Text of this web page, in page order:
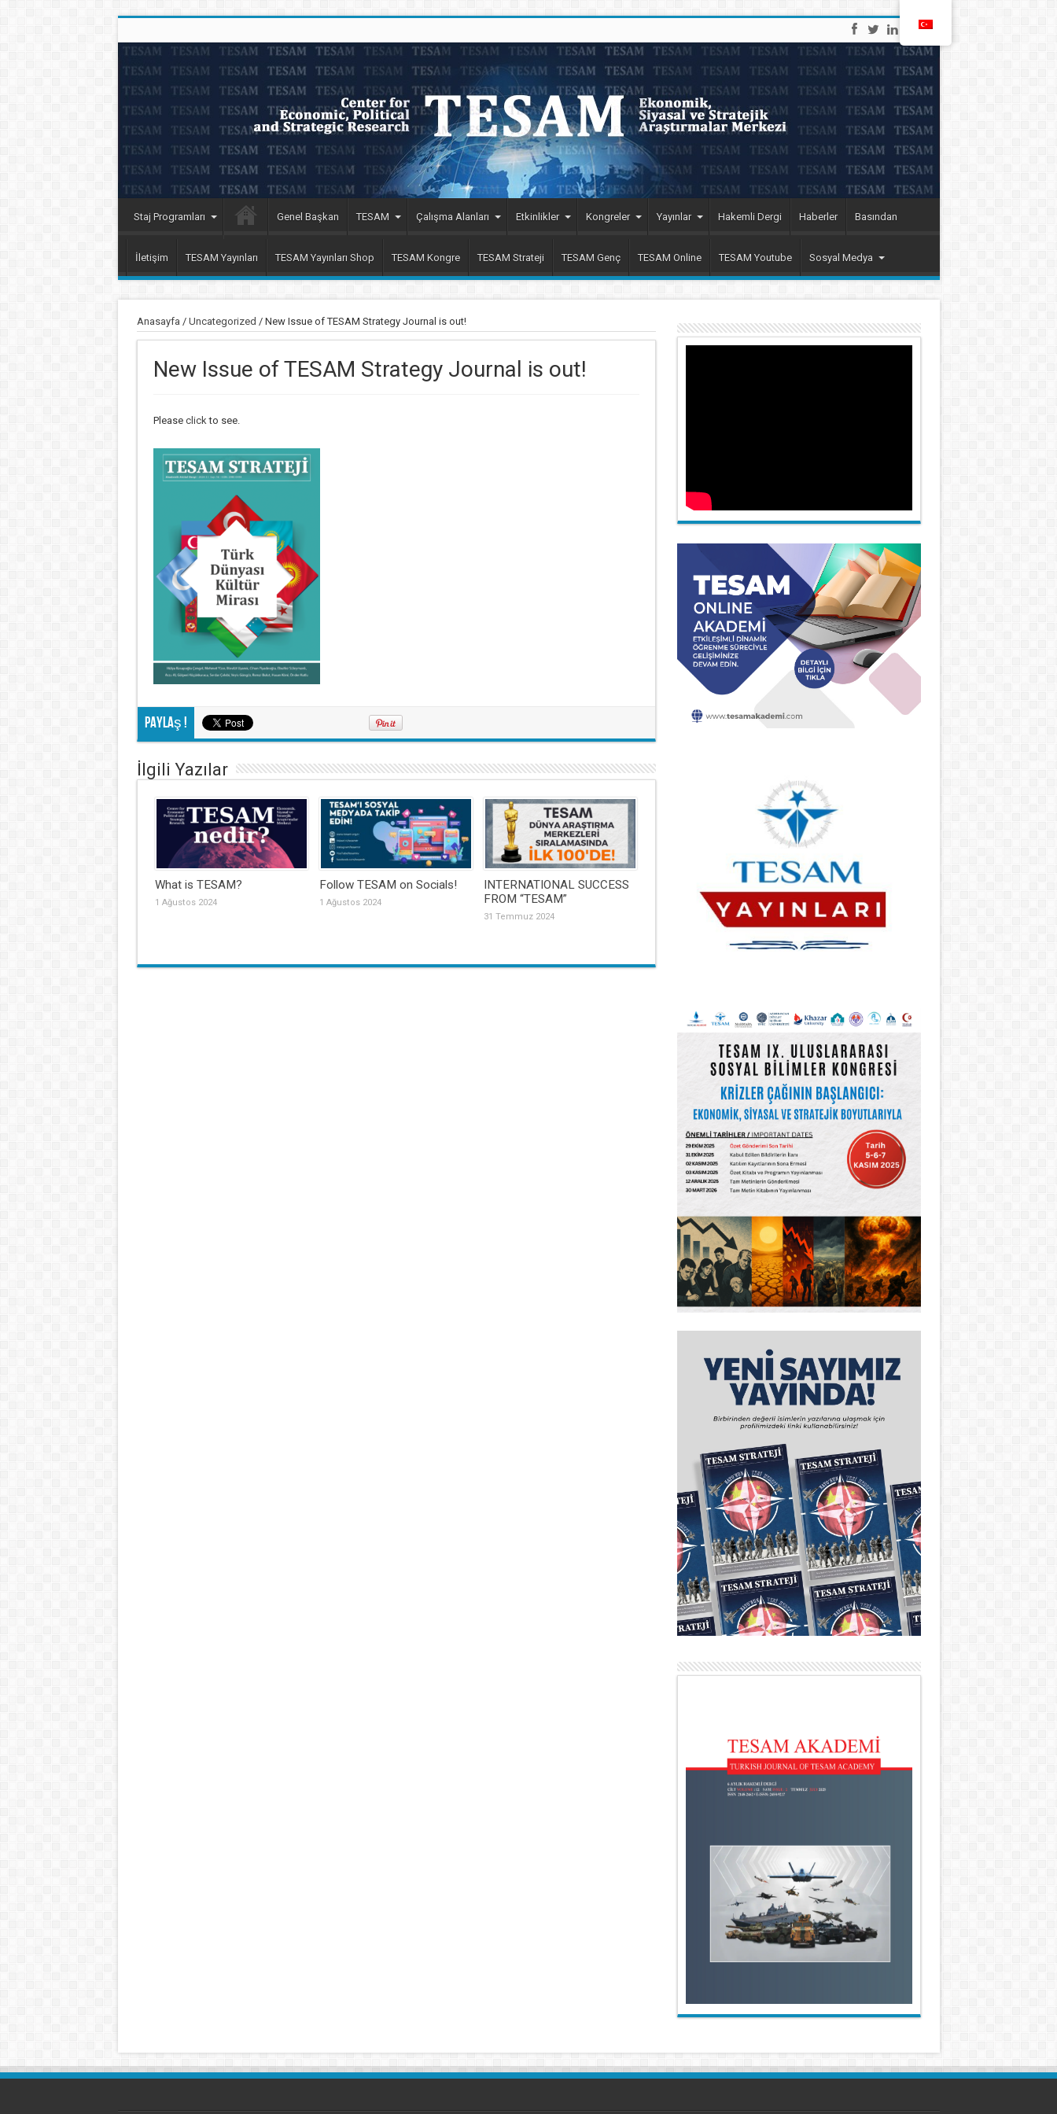
Staj Programları Genel Başkan TESAM Çalışma Alanları Etkinlikler Kongreler Yayınlar Hakemli Dergi Haberler Basından
İletişim TESAM Yayınları TESAM Yayınları Shop TESAM Kongre TESAM Strateji TESAM Genç TESAM Online TESAM Youtube Sosyal Medya
Anasayfa / Uncategorized / New Issue of TESAM Strategy Journal is out!
New Issue of TESAM Strategy Journal is out!
Please clickto see.
Paylaş !
İlgili Yazılar
What is TESAM?
1 Ağustos 2024
Follow TESAM on Socials!
1 Ağustos 2024
INTERNATIONAL SUCCESS
FROM “TESAM”
31 Temmuz 2024